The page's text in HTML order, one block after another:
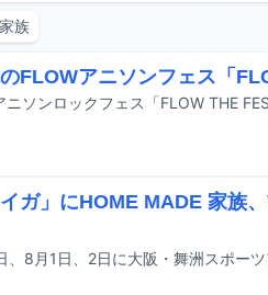
族
FLOWアニソンフェス「
ガ」にHOME MADE 家族